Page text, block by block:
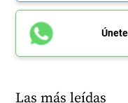
Las más leídas